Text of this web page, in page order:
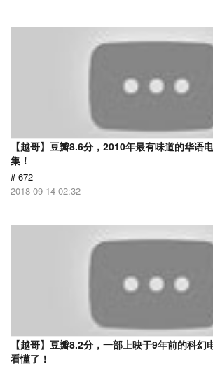
【越哥】豆瓣8.6分，2010年最有味道的华语
集！
# 672
2018-09-14 02:32
【越哥】豆瓣8.2分，一部上映于9年前的科幻
看懂了！